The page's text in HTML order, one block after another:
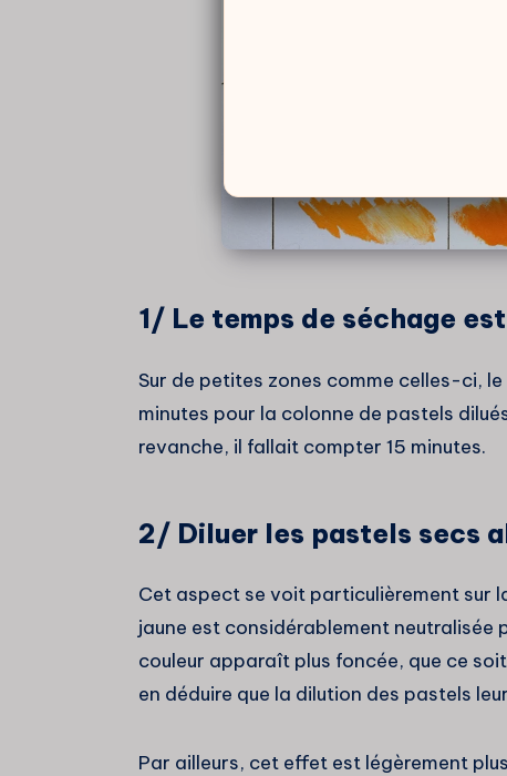
1/ Le temps de séchage
Sur de petites zones comme celles-ci,
minutes pour la colonne de pastels
revanche, il fallait compter 15 minutes.
2/ Diluer les pastels secs
Cet aspect se voit particulièrement sur
jaune est considérablement neutralisée
couleur apparaît plus foncée, que ce
en déduire que la dilution des pastels
Par ailleurs, cet effet est légèrement